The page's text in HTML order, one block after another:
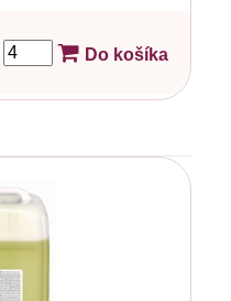
Do košíka